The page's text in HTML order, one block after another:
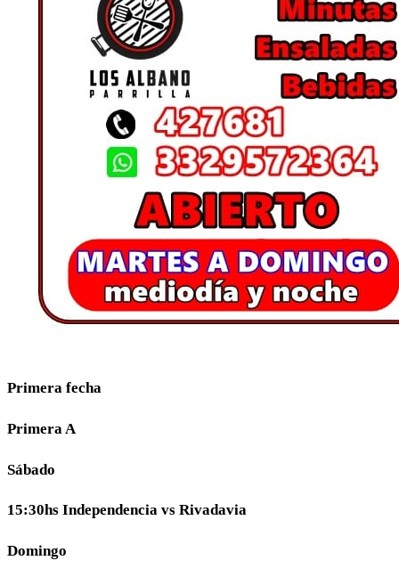
Primera fecha
Primera A
Sábado
15:30hs Independencia vs Rivadavia
Domingo